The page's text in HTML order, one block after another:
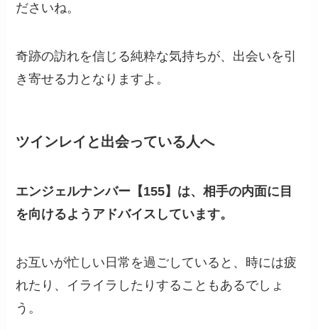
ださいね。
奇跡の訪れを信じる純粋な気持ちが、出会いを引
き寄せる力となりますよ。
ツインレイと出会っている人へ
エンジェルナンバー【155】は、相手の内面に目
を向けるようアドバイスしています。
お互いが忙しい日常を過ごしていると、時には疲
れたり、イライラしたりすることもあるでしょ
う。